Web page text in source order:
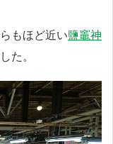
もほど近い鹽竈神
た。